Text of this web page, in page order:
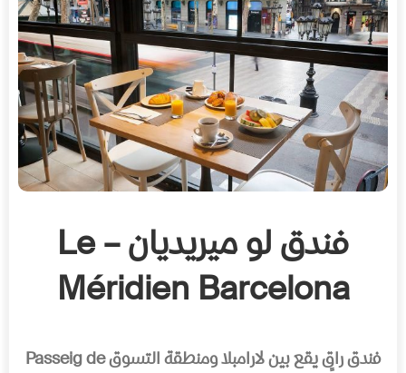
فندق لو ميريديان – Le
Méridien Barcelona
فندق راقٍ يقع بين لارامبلا ومنطقة التسوق Passeig de